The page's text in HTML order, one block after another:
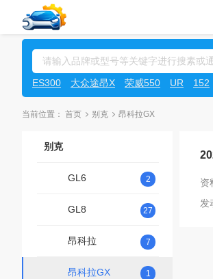
ES300 大众途昂X 荣威550 UR 152
当前位置： 首页 别克 昂科拉GX
别克
GL6 2
GL8 27
昂科拉 7
昂科拉GX 1
资